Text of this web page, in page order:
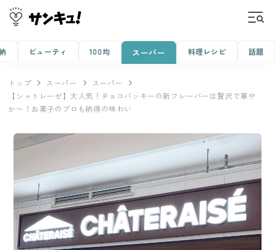
ビューティ 100均 スーパー 料理レシピ 話題
トップ スーパー
スーパー
【シャトレーゼ】大人気！チョコバッキーの新フレーバーは贅沢で華や
か〜！お菓子のプロも納得の味わい